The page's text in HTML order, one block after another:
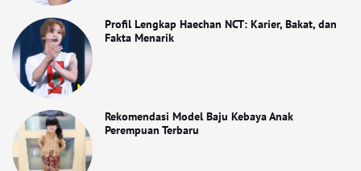
Profil Lengkap Haechan NCT: Karier, Bakat, dan
Fakta Menarik
Rekomendasi Model Baju Kebaya Anak
Perempuan Terbaru